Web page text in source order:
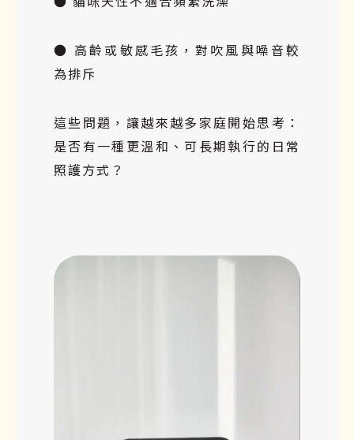
● 高齡或敏感毛孩，對吹風與噪音較
為排斥
這些問題，讓越來越多家庭開始思考：
是否有一種更溫和、可長期執行的日常
照護方式？